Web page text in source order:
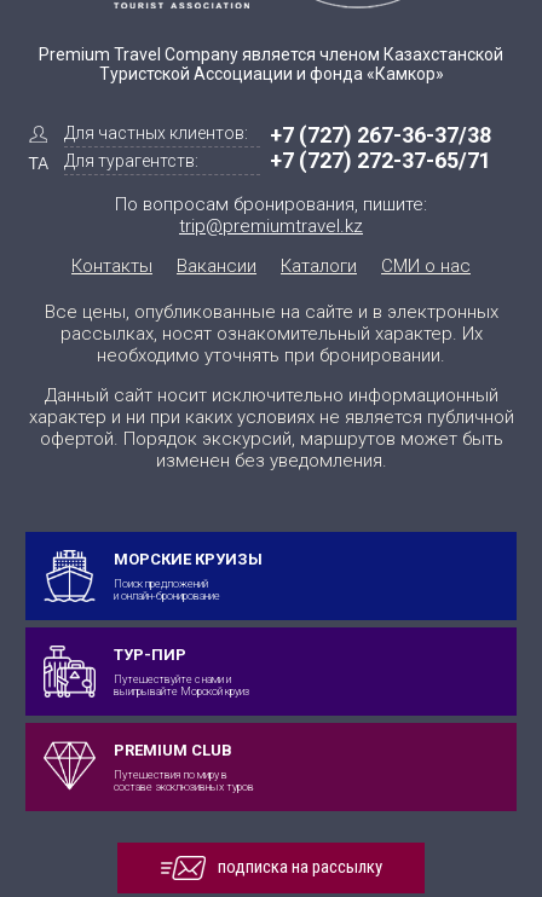
Premium Travel Company является членом Казахстанской
Туристской Ассоциации и фонда «Камкор»
Для частных клиентов:
Для турагентств:
+7 (727) 267-36-37/38
+7 (727) 272-37-65/71
По вопросам бронирования, пишите:
trip@premiumtravel.kz
Контакты
Вакансии Каталоги СМИ о нас
Все цены, опубликованные на сайте и в электронных
рассылках, носят ознакомительный характер. Их
необходимо уточнять при бронировании.
Данный сайт носит исключительно информационный
характер и ни при каких условиях не является публичной
офертой. Порядок экскурсий, маршрутов может быть
изменен без уведомления.
МОРСКИЕ КРУИЗЫ
Поиск предложений
и онлайн-бронирование
ТУР-ПИР
Путешествуйте с нами и
выигрывайте Морской круиз
PREMIUM CLUB
Путешествия по миру в
составе эксклюзивных туров
подписка на рассылку